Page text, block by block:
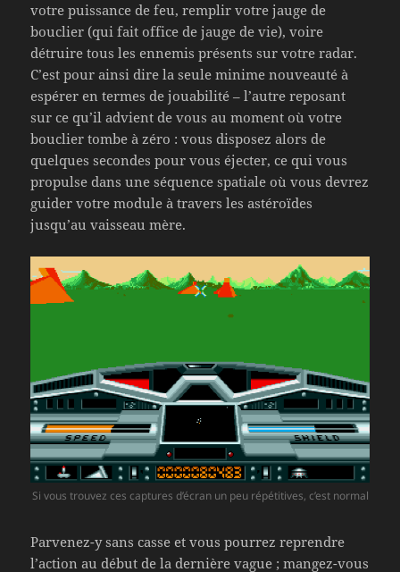
votre puissance de feu, remplir votre jauge de
bouclier (qui fait office de jauge de vie), voire
détruire tous les ennemis présents sur votre radar.
C’est pour ainsi dire la seule minime nouveauté à
espérer en termes de jouabilité – l’autre reposant
sur ce qu’il advient de vous au moment où votre
bouclier tombe à zéro : vous disposez alors de
quelques secondes pour vous éjecter, ce qui vous
propulse dans une séquence spatiale où vous devrez
guider votre module à travers les astéroïdes
jusqu’au vaisseau mère.
Si vous trouvez ces captures d’écran un peu répétitives, c’est normal
Parvenez-y sans casse et vous pourrez reprendre
l’action au début de la dernière vague ; mangez-vous